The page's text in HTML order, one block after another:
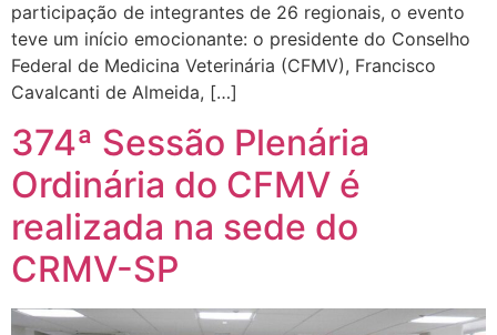
participação de integrantes de 26 regionais, o evento
teve um início emocionante: o presidente do Conselho
Federal de Medicina Veterinária (CFMV), Francisco
Cavalcanti de Almeida, […]
374ª Sessão Plenária
Ordinária do CFMV é
realizada na sede do
CRMV-SP